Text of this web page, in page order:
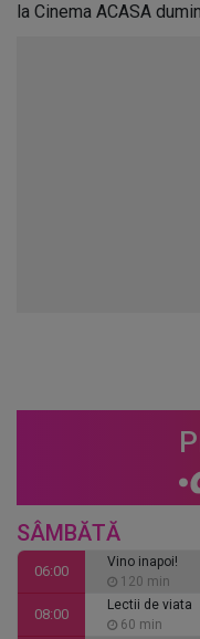
la Cinema ACASA
SÂMBĂTĂ
06:00
Vino inapoi!
120 min
08:00
Lectii de viata
60 min